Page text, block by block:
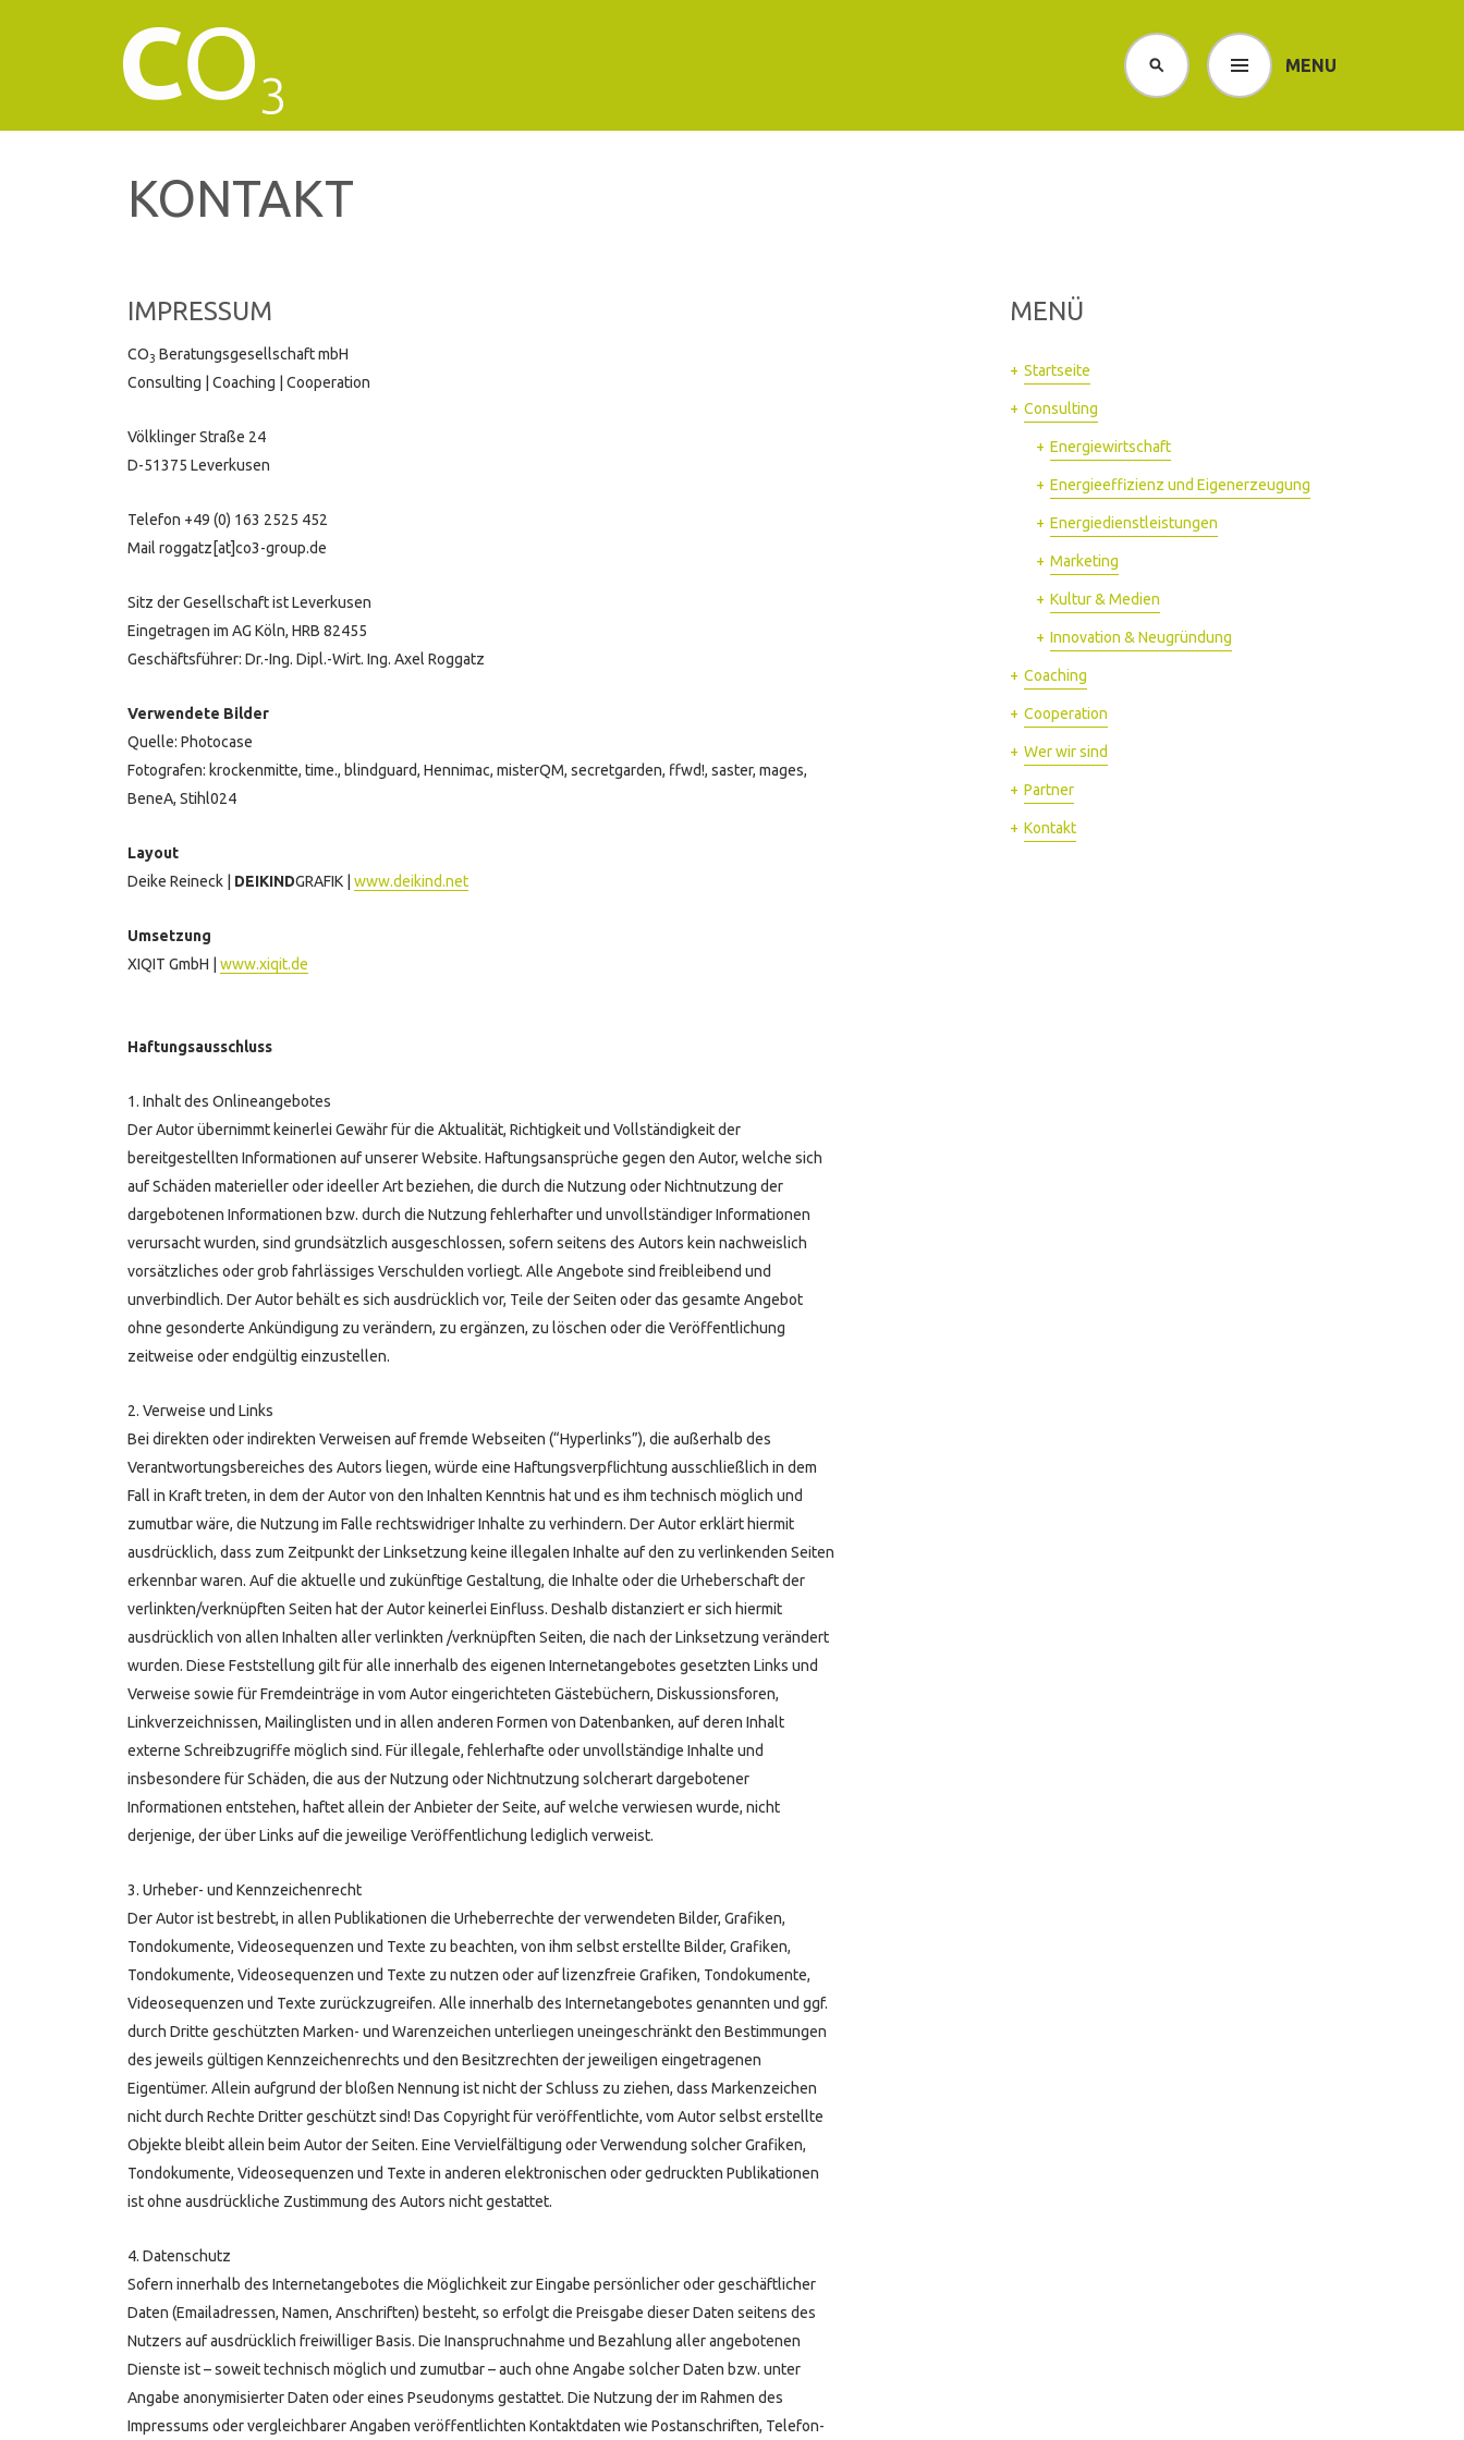
c
CO3
MENU
e
r
KONTAKT
IMPRESSUM
CO3 Beratungsgesellschaft mbH
Consulting | Coaching | Cooperation
Völklinger Straße 24
D-51375 Leverkusen
Telefon +49 (0) 163 2525 452
Mail roggatz[at]co3-group.de
Sitz der Gesellschaft ist Leverkusen
Eingetragen im AG Köln, HRB 82455
Geschäftsführer: Dr.-Ing. Dipl.-Wirt. Ing. Axel Roggatz
Verwendete Bilder
Quelle: Photocase
Fotografen: krockenmitte, time., blindguard, Hennimac, misterQM, secretgarden, ffwd!, saster, mages,
BeneA, Stihl024
Layout
Deike Reineck | DEIKINDGRAFIK | www.deikind.net
Umsetzung
XIQIT GmbH | www.xiqit.de
Haftungsausschluss
1. Inhalt des Onlineangebotes
Der Autor übernimmt keinerlei Gewähr für die Aktualität, Richtigkeit und Vollständigkeit der
bereitgestellten Informationen auf unserer Website. Haftungsansprüche gegen den Autor, welche sich
auf Schäden materieller oder ideeller Art beziehen, die durch die Nutzung oder Nichtnutzung der
dargebotenen Informationen bzw. durch die Nutzung fehlerhafter und unvollständiger Informationen
verursacht wurden, sind grundsätzlich ausgeschlossen, sofern seitens des Autors kein nachweislich
vorsätzliches oder grob fahrlässiges Verschulden vorliegt. Alle Angebote sind freibleibend und
unverbindlich. Der Autor behält es sich ausdrücklich vor, Teile der Seiten oder das gesamte Angebot
ohne gesonderte Ankündigung zu verändern, zu ergänzen, zu löschen oder die Veröffentlichung
zeitweise oder endgültig einzustellen.
2. Verweise und Links
Bei direkten oder indirekten Verweisen auf fremde Webseiten (“Hyperlinks”), die außerhalb des
Verantwortungsbereiches des Autors liegen, würde eine Haftungsverpflichtung ausschließlich in dem
Fall in Kraft treten, in dem der Autor von den Inhalten Kenntnis hat und es ihm technisch möglich und
zumutbar wäre, die Nutzung im Falle rechtswidriger Inhalte zu verhindern. Der Autor erklärt hiermit
ausdrücklich, dass zum Zeitpunkt der Linksetzung keine illegalen Inhalte auf den zu verlinkenden Seiten
erkennbar waren. Auf die aktuelle und zukünftige Gestaltung, die Inhalte oder die Urheberschaft der
verlinkten/verknüpften Seiten hat der Autor keinerlei Einfluss. Deshalb distanziert er sich hiermit
ausdrücklich von allen Inhalten aller verlinkten /verknüpften Seiten, die nach der Linksetzung verändert
wurden. Diese Feststellung gilt für alle innerhalb des eigenen Internetangebotes gesetzten Links und
Verweise sowie für Fremdeinträge in vom Autor eingerichteten Gästebüchern, Diskussionsforen,
Linkverzeichnissen, Mailinglisten und in allen anderen Formen von Datenbanken, auf deren Inhalt
externe Schreibzugriffe möglich sind. Für illegale, fehlerhafte oder unvollständige Inhalte und
insbesondere für Schäden, die aus der Nutzung oder Nichtnutzung solcherart dargebotener
Informationen entstehen, haftet allein der Anbieter der Seite, auf welche verwiesen wurde, nicht
derjenige, der über Links auf die jeweilige Veröffentlichung lediglich verweist.
3. Urheber- und Kennzeichenrecht
Der Autor ist bestrebt, in allen Publikationen die Urheberrechte der verwendeten Bilder, Grafiken,
Tondokumente, Videosequenzen und Texte zu beachten, von ihm selbst erstellte Bilder, Grafiken,
Tondokumente, Videosequenzen und Texte zu nutzen oder auf lizenzfreie Grafiken, Tondokumente,
Videosequenzen und Texte zurückzugreifen. Alle innerhalb des Internetangebotes genannten und ggf.
durch Dritte geschützten Marken- und Warenzeichen unterliegen uneingeschränkt den Bestimmungen
des jeweils gültigen Kennzeichenrechts und den Besitzrechten der jeweiligen eingetragenen
Eigentümer. Allein aufgrund der bloßen Nennung ist nicht der Schluss zu ziehen, dass Markenzeichen
nicht durch Rechte Dritter geschützt sind! Das Copyright für veröffentlichte, vom Autor selbst erstellte
Objekte bleibt allein beim Autor der Seiten. Eine Vervielfältigung oder Verwendung solcher Grafiken,
Tondokumente, Videosequenzen und Texte in anderen elektronischen oder gedruckten Publikationen
ist ohne ausdrückliche Zustimmung des Autors nicht gestattet.
4. Datenschutz
Sofern innerhalb des Internetangebotes die Möglichkeit zur Eingabe persönlicher oder geschäftlicher
Daten (Emailadressen, Namen, Anschriften) besteht, so erfolgt die Preisgabe dieser Daten seitens des
Nutzers auf ausdrücklich freiwilliger Basis. Die Inanspruchnahme und Bezahlung aller angebotenen
Dienste ist – soweit technisch möglich und zumutbar – auch ohne Angabe solcher Daten bzw. unter
Angabe anonymisierter Daten oder eines Pseudonyms gestattet. Die Nutzung der im Rahmen des
Impressums oder vergleichbarer Angaben veröffentlichten Kontaktdaten wie Postanschriften, Telefon-
MENÜ
Startseite
Consulting
Energiewirtschaft
Energieeffizienz und Eigenerzeugung
Energie­dienstleistungen
Marketing
Kultur & Medien
Innovation & Neugründung
Coaching
Cooperation
Wer wir sind
Partner
Kontakt